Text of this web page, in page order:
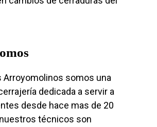
Arroyomolinos somos una
dedicada a servir a
desde hace mas de 20
técnicos son